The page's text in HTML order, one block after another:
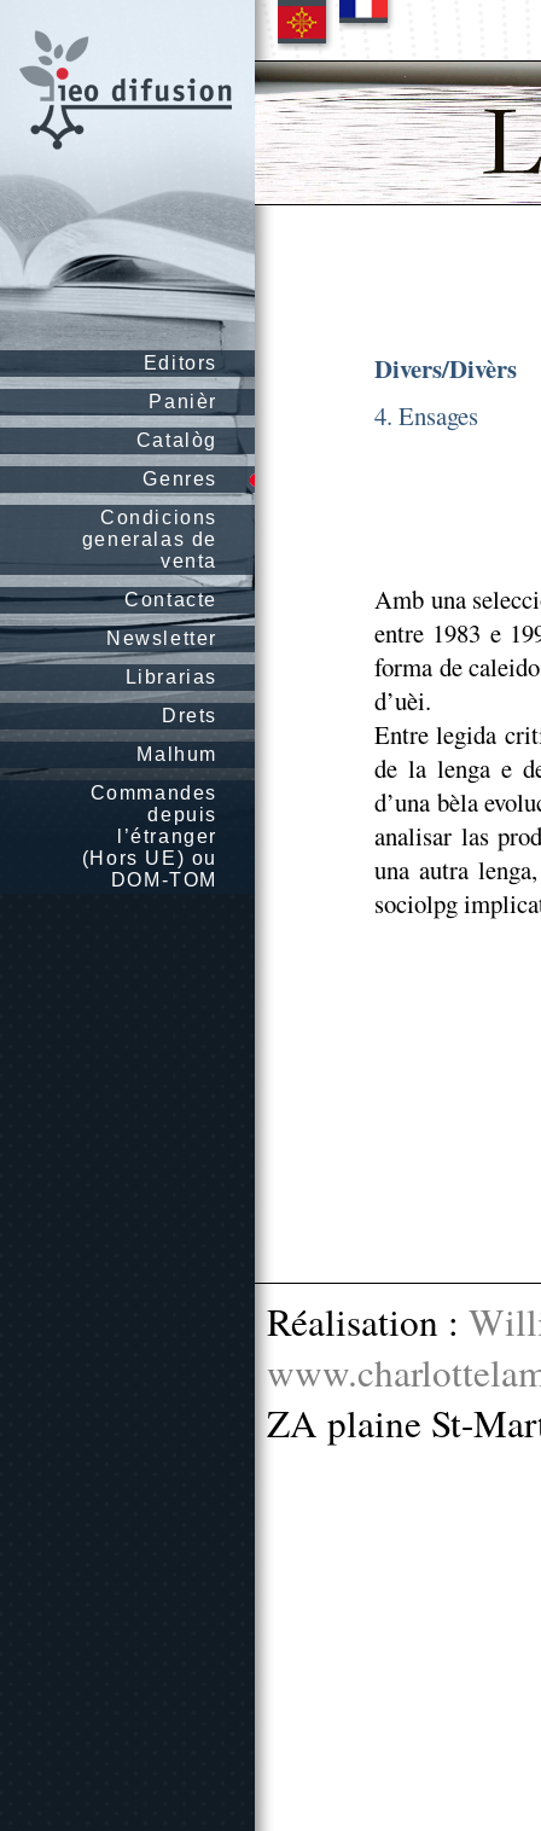
Editors
Panièr
Catalòg
Genres
Condicions
generalas de
venta
Contacte
Newsletter
Librarias
Drets
Malhum
Commandes
depuis
l’étranger
(Hors UE) ou
DOM-TOM
Divers/Divèrs
4. Ensages
Amb una
entre 1983 e
forma de
d’uèi.
Entre legida
de la lenga e
d’una bèla
analisar las
una autra
sociolpg
Réalisation :
ZA plaine St-